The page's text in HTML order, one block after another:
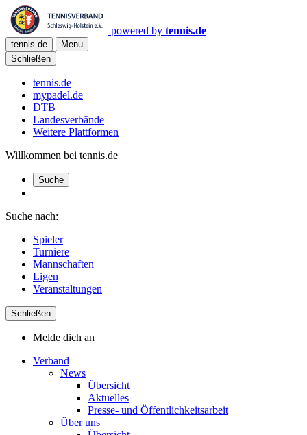
powered by tennis.de
tennis.de
Menu
Schließen
tennis.de
mypadel.de
DTB
Landesverbände
Weitere Plattformen
Willkommen bei tennis.de
Suche
Suche nach:
Spieler
Turniere
Mannschaften
Ligen
Veranstaltungen
Schließen
Melde dich an
Verband
News
Übersicht
Aktuelles
Presse- und Öffentlichkeitsarbeit
Über uns